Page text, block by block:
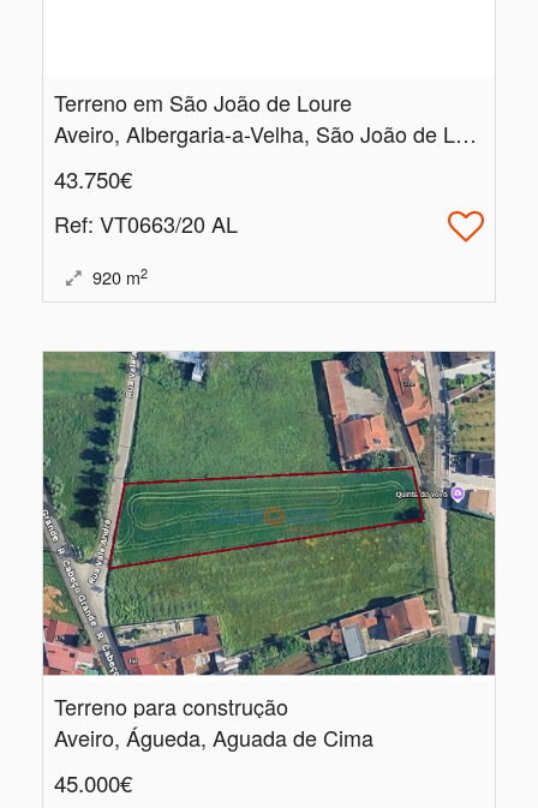
Terreno em São João de Loure
Aveiro, Albergaria-a-Velha, São João de Loure e Frossos
43.750€
Ref: VT0663/20 AL
920 m2
Terreno para construção
Aveiro, Águeda, Aguada de Cima
45.000€